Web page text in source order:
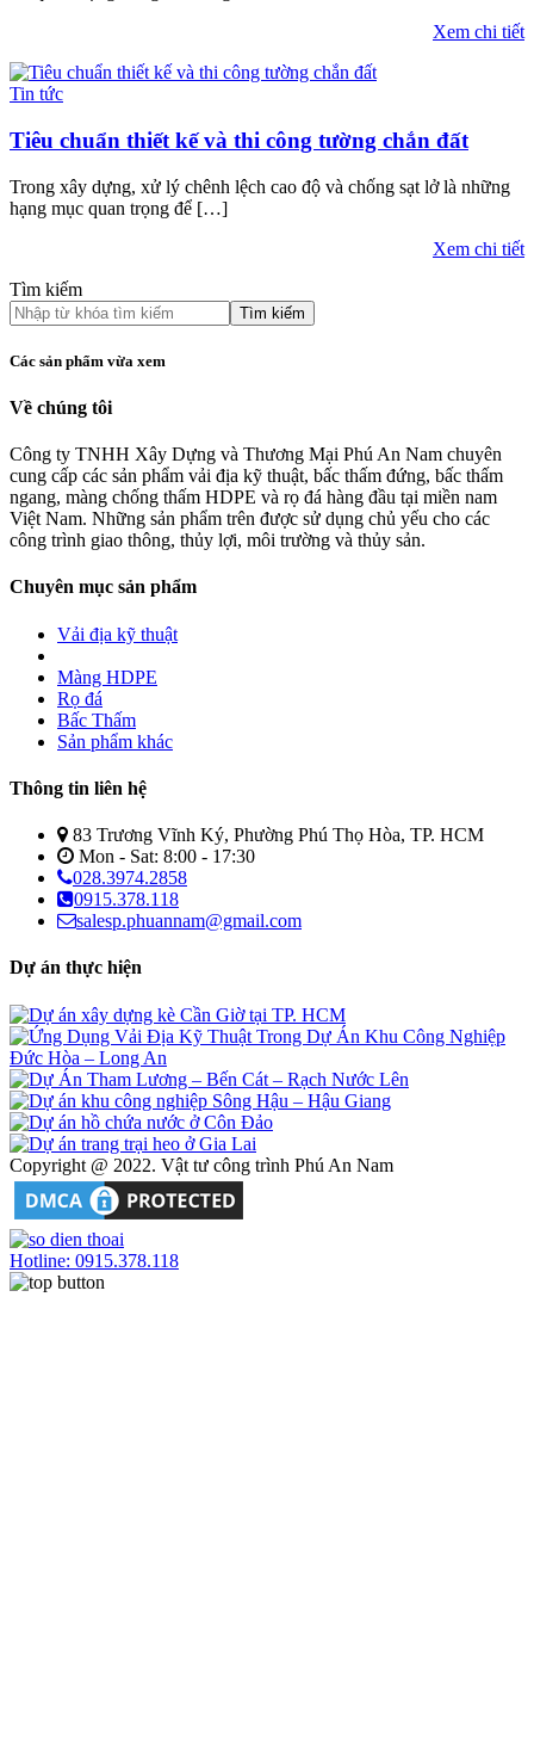
Xem chi tiết
Tin tức
Tiêu chuẩn thiết kế và thi công tường chắn đất
Trong xây dựng, xử lý chênh lệch cao độ và chống sạt lở là những
hạng mục quan trọng để […]
Xem chi tiết
Tìm kiếm
Tìm kiếm
Các sản phẩm vừa xem
Về chúng tôi
Công ty TNHH Xây Dựng và Thương Mại Phú An Nam chuyên
cung cấp các sản phẩm vải địa kỹ thuật, bấc thấm đứng, bấc thấm
ngang, màng chống thấm HDPE và rọ đá hàng đầu tại miền nam
Việt Nam. Những sản phẩm trên được sử dụng chủ yếu cho các
công trình giao thông, thủy lợi, môi trường và thủy sản.
Chuyên mục sản phẩm
Vải địa kỹ thuật
Màng HDPE
Rọ đá
Bấc Thấm
Sản phẩm khác
Thông tin liên hệ
83 Trương Vĩnh Ký, Phường Phú Thọ Hòa, TP. HCM
Mon - Sat: 8:00 - 17:30
028.3974.2858
0915.378.118
salesp.phuannam@gmail.com
Dự án thực hiện
Copyright @ 2022. Vật tư công trình Phú An Nam
Hotline: 0915.378.118